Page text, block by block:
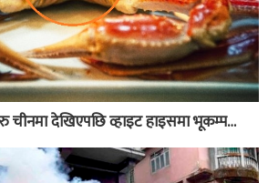
चीनमा देखिएपछि व्हाइट हाइसमा भूकम्प…